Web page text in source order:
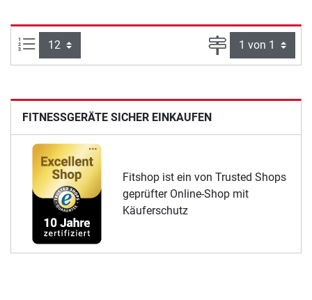
Artikel pro Seite: Seite
FITNESSGERÄTE SICHER EINKAUFEN
Fitshop ist ein von Trusted Shops
geprüfter Online-Shop mit
Käuferschutz